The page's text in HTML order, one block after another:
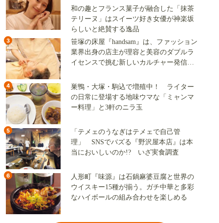
和の趣とフランス菓子が融合した「抹茶
テリーヌ」はスイーツ好き女優が神楽坂
らしいと絶賛する逸品
3
笹塚の床屋『handsam』は、ファッション
業界出身の店主が理容と美容のダブルラ
イセンスで挑む新しいカルチャー発信基
4
巣鴨・大塚・駒込で増殖中！ ライター
の日常に登場する地味ウマな「ミャンマ
ー料理」と3軒のニラ玉
5
「テメェのうなぎはテメェで自己管
理」 SNSでバズる『野沢屋本店』は本
当においしいのか!? いざ実食調査
6
人形町『味源』は石鍋麻婆豆腐と世界の
ウイスキー15種が揃う。ガチ中華と多彩
なハイボールの組み合わせを楽しめる